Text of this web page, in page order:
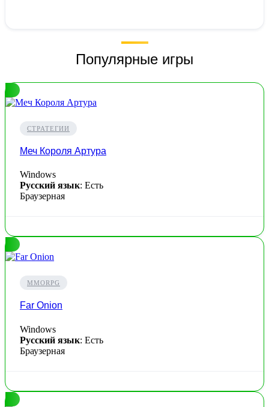
Популярные игры
СТРАТЕГИИ
Меч Короля Артура
Windows
Русский язык: Есть
Браузерная
MMORPG
Far Onion
Windows
Русский язык: Есть
Браузерная